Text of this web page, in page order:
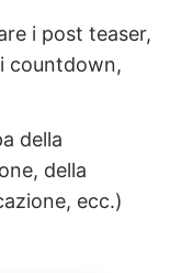
i post teaser,
countdown,
della
della
ecc.)